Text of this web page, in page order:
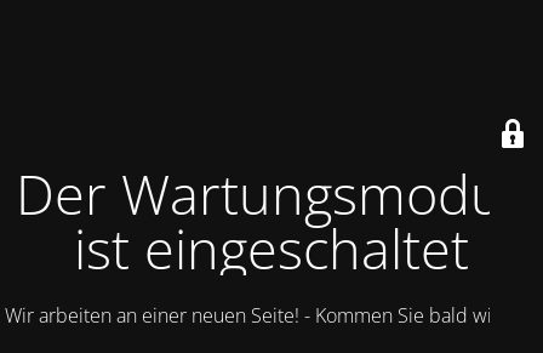
Der Wartungsmodus
ist eingeschaltet
Wir arbeiten an einer neuen Seite! - Kommen Sie bald wieder.